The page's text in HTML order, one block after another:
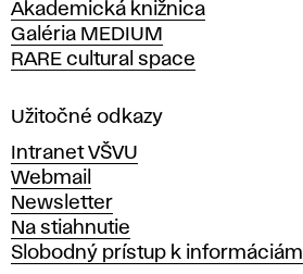
š
k
o
a
ý
t
v
a
r
Akademická knižnica
Galéria MEDIUM
RARE cultural space
Užitočné odkazy
Intranet VŠVU
Webmail
Newsletter
Na stiahnutie
Slobodný prístup k informáciám